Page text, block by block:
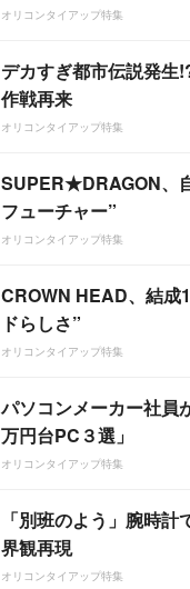
オリコンタイアップ特集
デカすぎ都市伝説発生
作戦再来
オリコンタイアップ特集
SUPER★DRAGON、
フューチャー”
オリコンタイアップ特集
CROWN HEAD、結成
ドらしさ”
オリコンタイアップ特集
パソコンメーカー社員
万円台PC３選」
オリコンタイアップ特集
「別班のよう」腕時
界観再現
オリコンタイアップ特集